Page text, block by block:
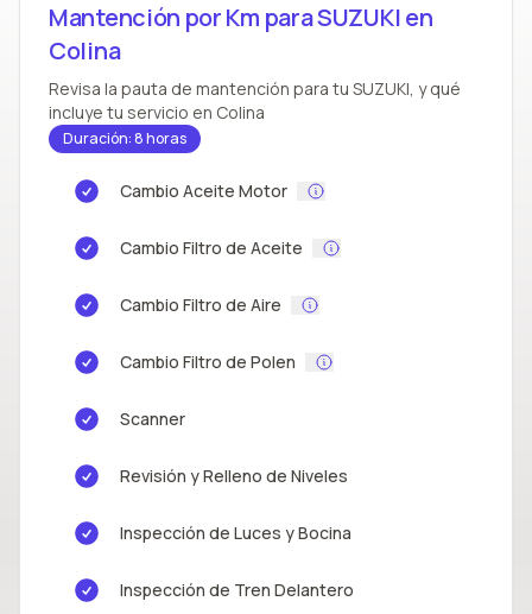
Mantención por Km para SUZUKI en
Colina
Revisa la pauta de mantención para tu SUZUKI, y qué
incluye tu servicio en Colina
Duración: 8 horas
Cambio Aceite Motor
Cambio Filtro de Aceite
Cambio Filtro de Aire
Cambio Filtro de Polen
Scanner
Revisión y Relleno de Niveles
Inspección de Luces y Bocina
Inspección de Tren Delantero